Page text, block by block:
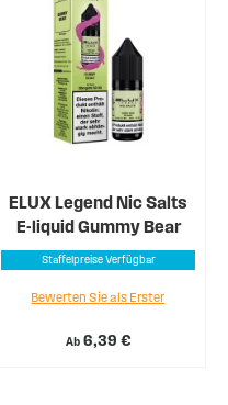
ELUX Legend Nic Salts
E-liquid Gummy Bear
Staffelpreise Verfügbar
Ab 6,39 €
Bewerten Sie als Erster